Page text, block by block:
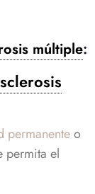
múltiple:
permanenteo
permita el